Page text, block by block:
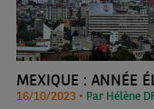
MEXIQUE : ANNÉE
16/10/2023 • Par Hélène